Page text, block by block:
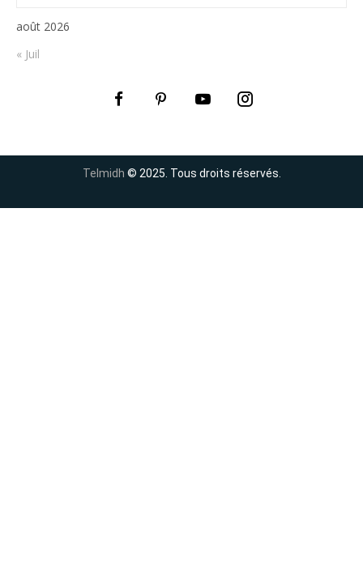
août 2026
« Juil
Telmidh © 2025. Tous droits réservés.